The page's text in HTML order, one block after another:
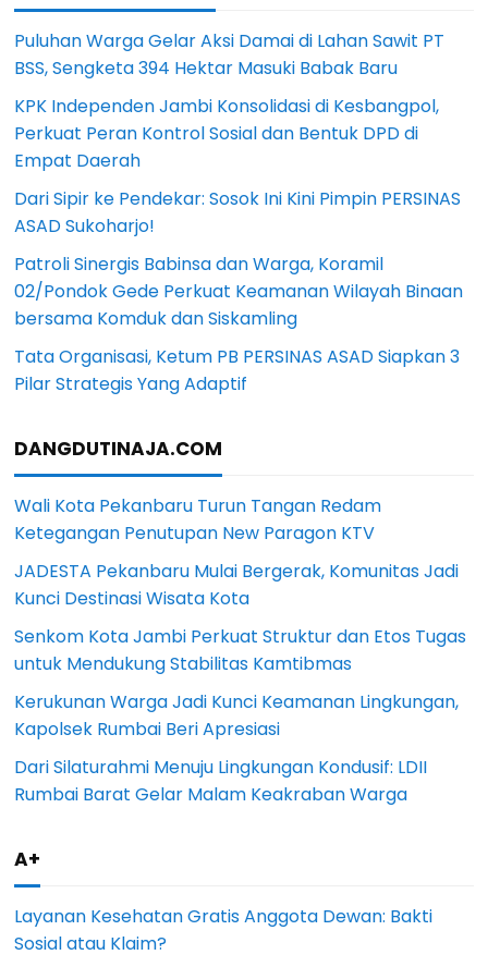
Puluhan Warga Gelar Aksi Damai di Lahan Sawit PT
BSS, Sengketa 394 Hektar Masuki Babak Baru
KPK Independen Jambi Konsolidasi di Kesbangpol,
Perkuat Peran Kontrol Sosial dan Bentuk DPD di
Empat Daerah
Dari Sipir ke Pendekar: Sosok Ini Kini Pimpin PERSINAS
ASAD Sukoharjo!
Patroli Sinergis Babinsa dan Warga, Koramil
02/Pondok Gede Perkuat Keamanan Wilayah Binaan
bersama Komduk dan Siskamling
Tata Organisasi, Ketum PB PERSINAS ASAD Siapkan 3
Pilar Strategis Yang Adaptif
DANGDUTINAJA.COM
Wali Kota Pekanbaru Turun Tangan Redam
Ketegangan Penutupan New Paragon KTV
JADESTA Pekanbaru Mulai Bergerak, Komunitas Jadi
Kunci Destinasi Wisata Kota
Senkom Kota Jambi Perkuat Struktur dan Etos Tugas
untuk Mendukung Stabilitas Kamtibmas
Kerukunan Warga Jadi Kunci Keamanan Lingkungan,
Kapolsek Rumbai Beri Apresiasi
Dari Silaturahmi Menuju Lingkungan Kondusif: LDII
Rumbai Barat Gelar Malam Keakraban Warga
A+
Layanan Kesehatan Gratis Anggota Dewan: Bakti
Sosial atau Klaim?